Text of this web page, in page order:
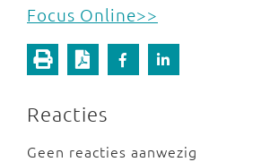
Focus Online>>
Reacties
Geen reacties aanwezig